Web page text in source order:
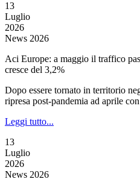
13
Luglio
2026
News 2026
Aci Europe: a maggio il traffico
cresce del 3,2%
Dopo essere tornato in territorio
ripresa post-pandemia ad aprile
Leggi tutto...
13
Luglio
2026
News 2026